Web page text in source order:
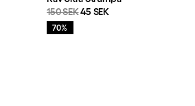
Originalpris:
150 SEKReapris
45 SEK
Rea:
70%